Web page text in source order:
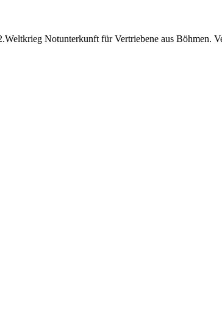
Notunterkunft für Vertriebene aus Böhmen.